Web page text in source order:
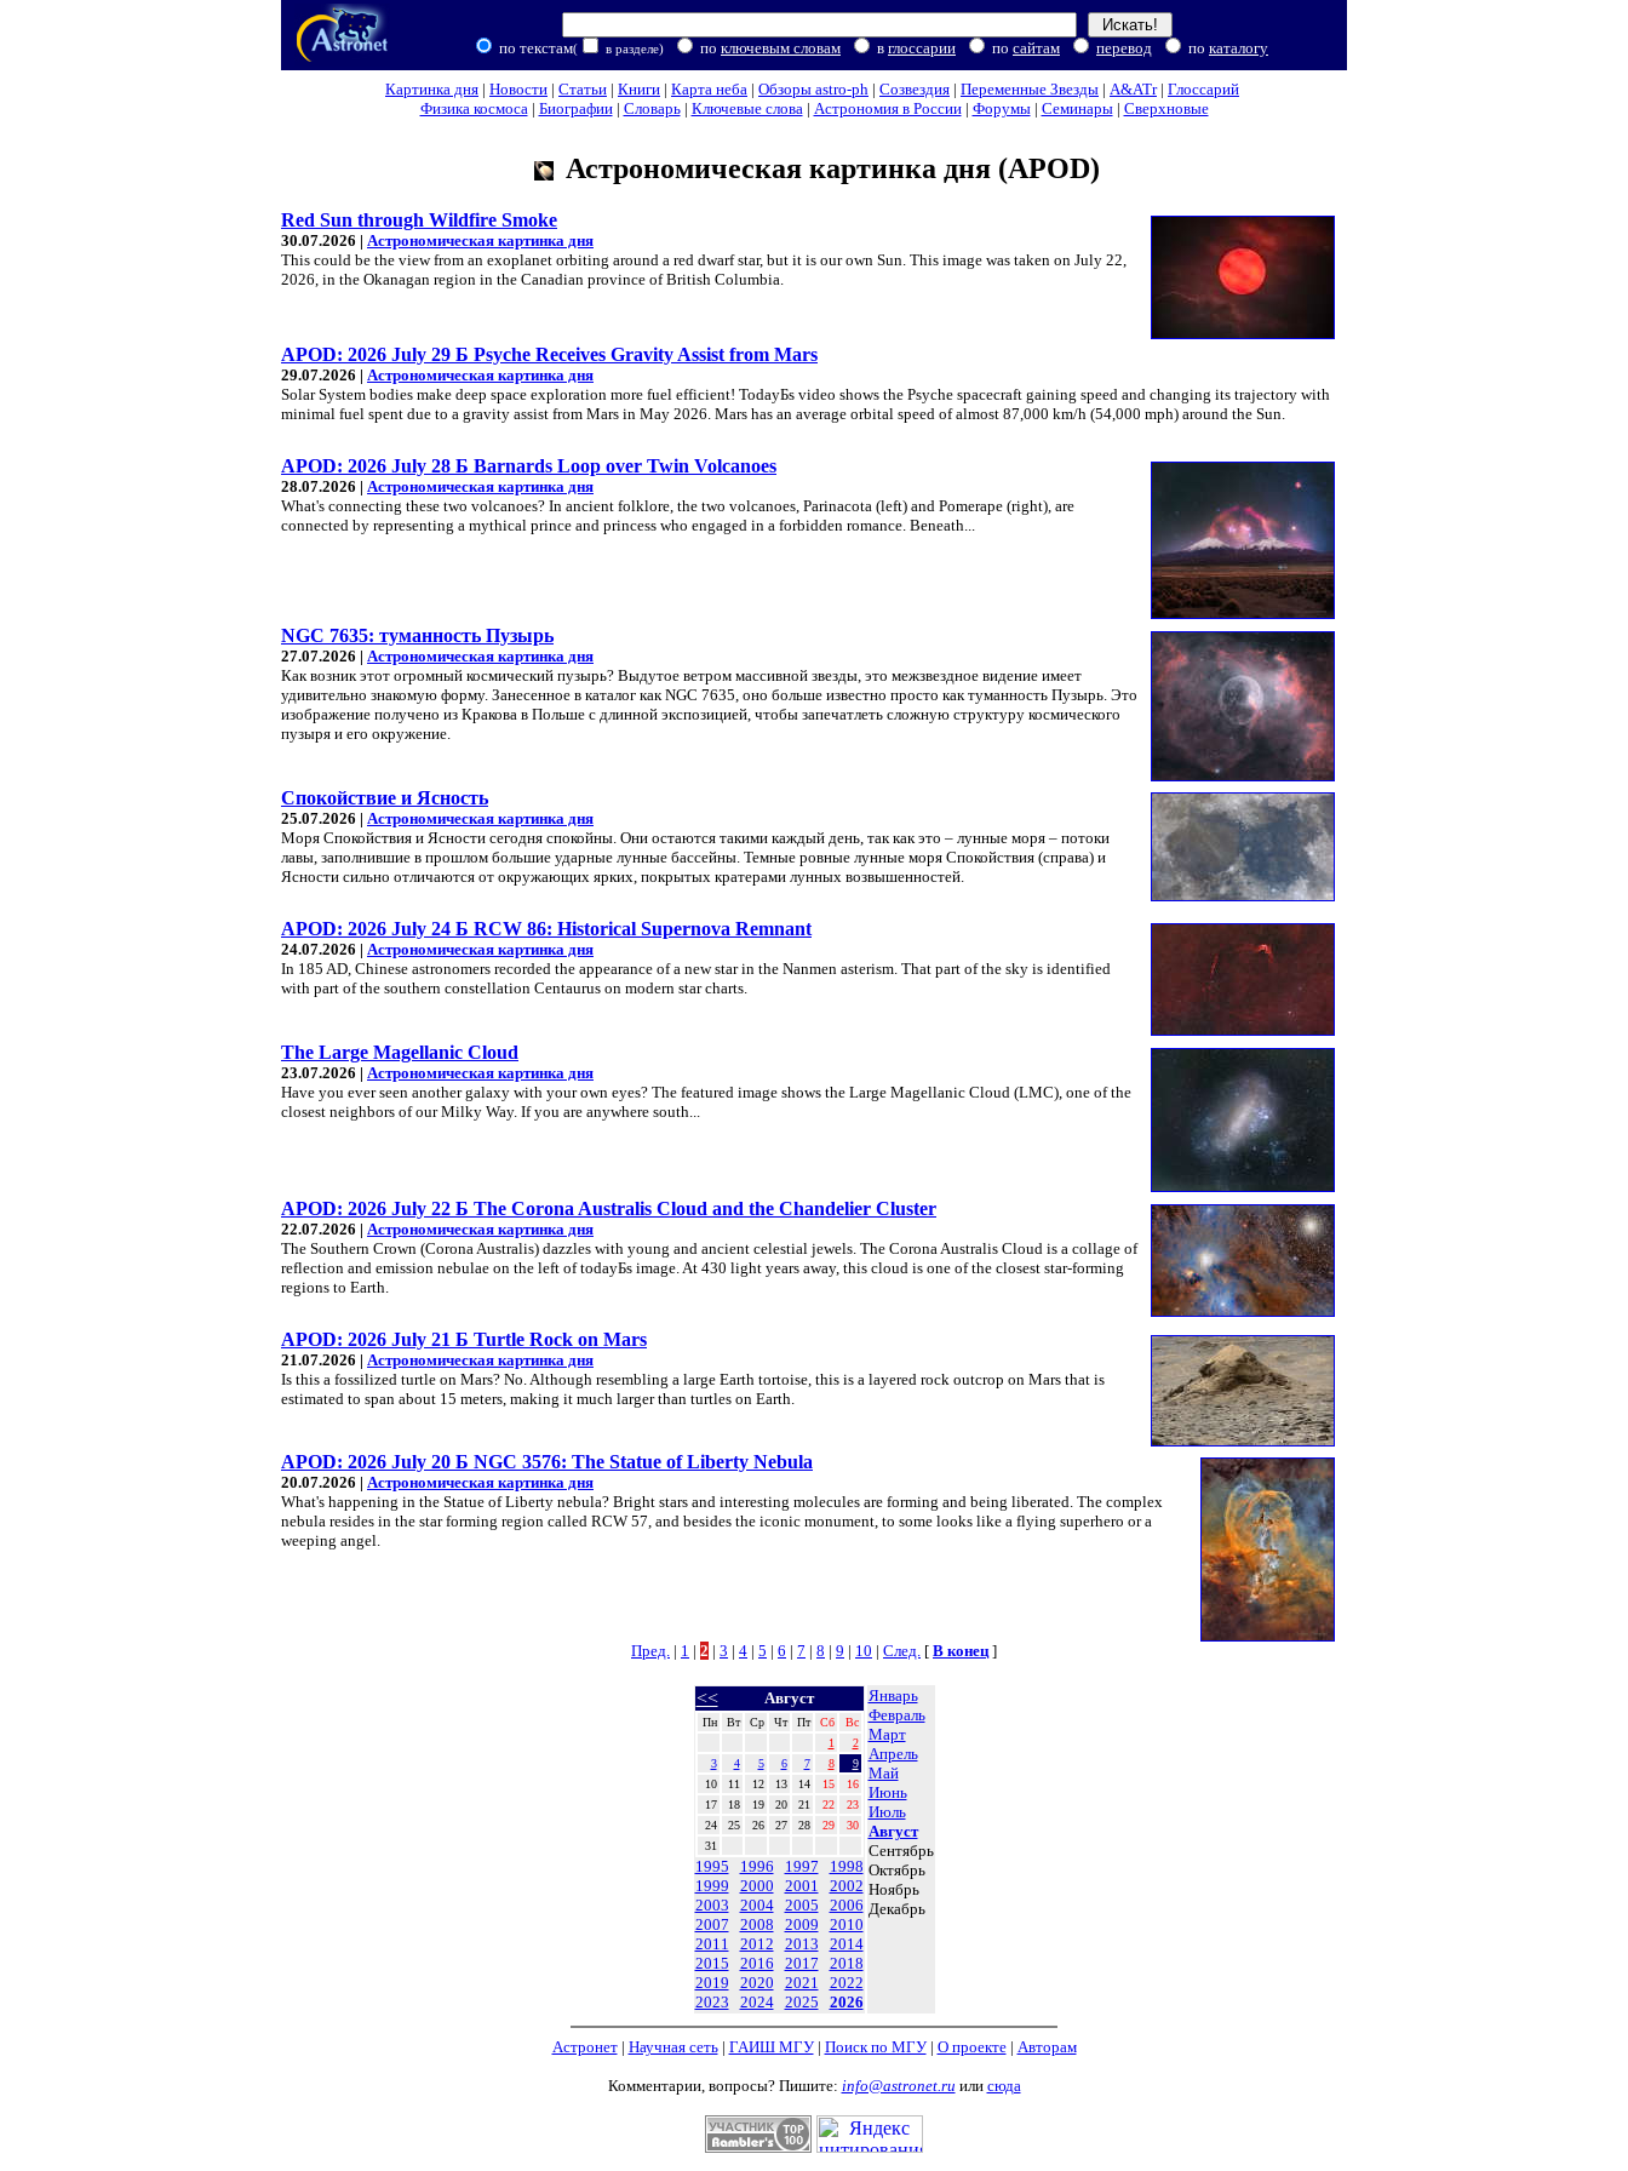
по текстам( в разделе) по ключевым словам в глоссарии по сайтам перевод по каталогу
Картинка дня | Новости | Статьи | Книги | Карта неба | Обзоры astro-ph | Созвездия | Переменные Звезды | A&ATr| Глоссарий
Физика космоса| Биографии| Словарь| Ключевые слова| Астрономия в России| Форумы| Семинары| Сверхновые
Астрономическая картинка дня (APOD)
Red Sun through Wildfire Smoke
30.07.2026 | Астрономическая картинка дня
This could be the view from an exoplanet orbiting around a red dwarf star, but it is our own Sun. This image was taken on July 22,
2026, in the Okanagan region in the Canadian province of British Columbia.
APOD: 2026 July 29 Б Psyche Receives Gravity Assist from Mars
29.07.2026 | Астрономическая картинка дня
Solar System bodies make deep space exploration more fuel efficient! TodayБs video shows the Psyche spacecraft gaining speed and changing its trajectory with
minimal fuel spent due to a gravity assist from Mars in May 2026. Mars has an average orbital speed of almost 87,000 km/h (54,000 mph) around the Sun.
APOD: 2026 July 28 Б Barnards Loop over Twin Volcanoes
28.07.2026 | Астрономическая картинка дня
What's connecting these two volcanoes? In ancient folklore, the two volcanoes, Parinacota (left) and Pomerape (right), are
connected by representing a mythical prince and princess who engaged in a forbidden romance. Beneath...
NGC 7635: туманность Пузырь
27.07.2026 | Астрономическая картинка дня
Как возник этот огромный космический пузырь? Выдутое ветром массивной звезды, это межзвездное видение имеет
удивительно знакомую форму. Занесенное в каталог как NGC 7635, оно больше известно просто как туманность Пузырь. Это
изображение получено из Кракова в Польше с длинной экспозицией, чтобы запечатлеть сложную структуру космического
пузыря и его окружение.
Спокойствие и Ясность
25.07.2026 | Астрономическая картинка дня
Моря Спокойствия и Ясности сегодня спокойны. Они остаются такими каждый день, так как это – лунные моря – потоки
лавы, заполнившие в прошлом большие ударные лунные бассейны. Темные ровные лунные моря Спокойствия (справа) и
Ясности сильно отличаются от окружающих ярких, покрытых кратерами лунных возвышенностей.
APOD: 2026 July 24 Б RCW 86: Historical Supernova Remnant
24.07.2026 | Астрономическая картинка дня
In 185 AD, Chinese astronomers recorded the appearance of a new star in the Nanmen asterism. That part of the sky is identified
with part of the southern constellation Centaurus on modern star charts.
The Large Magellanic Cloud
23.07.2026 | Астрономическая картинка дня
Have you ever seen another galaxy with your own eyes? The featured image shows the Large Magellanic Cloud (LMC), one of the
closest neighbors of our Milky Way. If you are anywhere south...
APOD: 2026 July 22 Б The Corona Australis Cloud and the Chandelier Cluster
22.07.2026 | Астрономическая картинка дня
The Southern Crown (Corona Australis) dazzles with young and ancient celestial jewels. The Corona Australis Cloud is a collage of
reflection and emission nebulae on the left of todayБs image. At 430 light years away, this cloud is one of the closest star-forming
regions to Earth.
APOD: 2026 July 21 Б Turtle Rock on Mars
21.07.2026 | Астрономическая картинка дня
Is this a fossilized turtle on Mars? No. Although resembling a large Earth tortoise, this is a layered rock outcrop on Mars that is
estimated to span about 15 meters, making it much larger than turtles on Earth.
APOD: 2026 July 20 Б NGC 3576: The Statue of Liberty Nebula
20.07.2026 | Астрономическая картинка дня
What's happening in the Statue of Liberty nebula? Bright stars and interesting molecules are forming and being liberated. The complex
nebula resides in the star forming region called RCW 57, and besides the iconic monument, to some looks like a flying superhero or a
weeping angel.
Пред. | 1 | 2 | 3 | 4 | 5 | 6 | 7 | 8 | 9 | 10 | След. [ В конец]
<< Август
Пн Вт Ср Чт Пт Сб
Вс
1
2
3
4 5 6 7 8
9
10
11 12 13 14 15
16
17
18 19 20 21 22
23
24
25 26 27 28 29
30
31
1995 1996 1997
1998
1999
2000 2001
2002
2003
2004 2005
2006
2007
2008 2009
2010
2011
2012 2013
2014
2015
2016 2017
2018
2019
2020 2021
2022
2023
2024 2025 2026
Январь
Февраль
Март
Апрель
Май
Июнь
Июль
Август
Сентябрь
Октябрь
Ноябрь
Декабрь
Астронет| Научная сеть| ГАИШ МГУ| Поиск по МГУ| О проекте| Авторам
Комментарии, вопросы? Пишите: info@astronet.ru или сюда